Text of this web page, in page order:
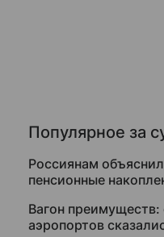
Популярное за
Россиянам
пенсионные
Вагон преимуществ:
аэропортов